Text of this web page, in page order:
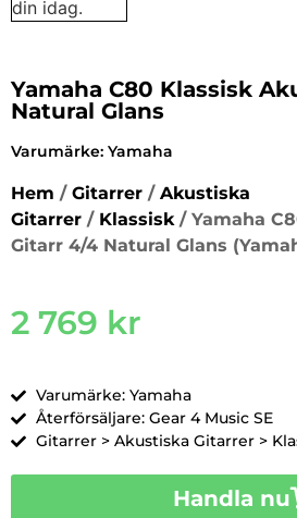
Yamaha C80 Klassisk
Natural Glans
Varumärke: Yamaha
Hem / Gitarrer / Akustiska
Gitarrer / Klassisk/ Yamaha
Gitarr 4/4 Natural Glans
2 769 kr
Varumärke: Yamaha
Återförsäljare: Gear 4 Music SE
Gitarrer > Akustiska Gitarrer >
Handla nu